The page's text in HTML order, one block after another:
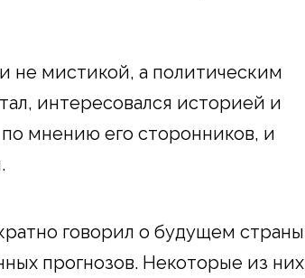
не мистикой, а политическим
интересовался историей и
мнению его сторонников, и
говорил о будущем страны
прогнозов. Некоторые из них